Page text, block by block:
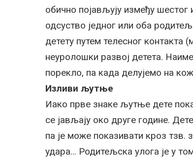
обично појављују између
одсуство једног или оба
детету путем телесног
неуролошки развој детета.
порекло, па када делујемо на
Изливи љутње
Иако прве знаке љутње дете
се јављају око друге године.
па је може показивати кроз тзв.
удара… Родитељска улога је у